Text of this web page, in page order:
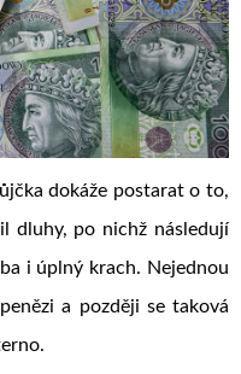
dokáže postarat o to,
dluhy, po nichž následují
i úplný krach. Nejednou
a později se taková